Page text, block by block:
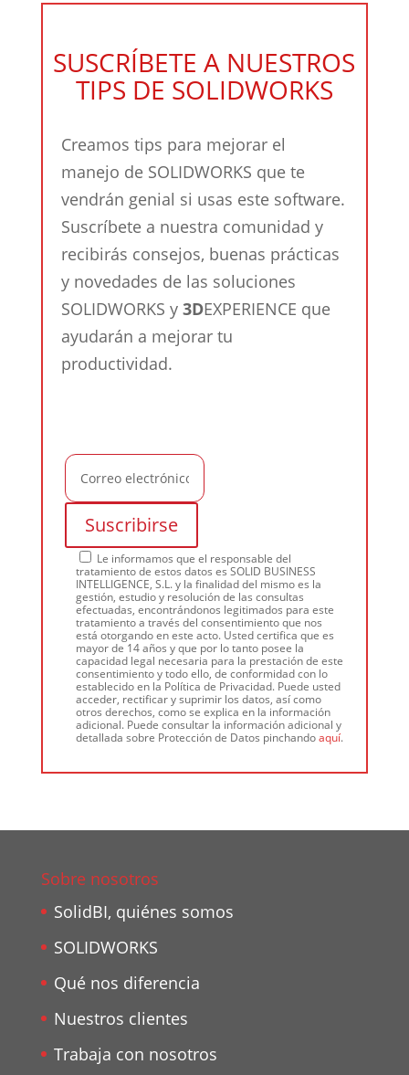
SUSCRÍBETE A NUESTROS
TIPS DE SOLIDWORKS
Creamos tips para mejorar el
manejo de SOLIDWORKS que te
vendrán genial si usas este software.
Suscríbete a nuestra comunidad y
recibirás consejos, buenas prácticas
y novedades de las soluciones
SOLIDWORKS y3DEXPERIENCE que
ayudarán a mejorar tu
productividad.
Le informamos que el responsable del
tratamiento de estos datos es SOLID BUSINESS
INTELLIGENCE, S.L. y la finalidad del mismo es la
gestión, estudio y resolución de las consultas
efectuadas, encontrándonos legitimados para este
tratamiento a través del consentimiento que nos
está otorgando en este acto. Usted certifica que es
mayor de 14 años y que por lo tanto posee la
capacidad legal necesaria para la prestación de este
consentimiento y todo ello, de conformidad con lo
establecido en la Política de Privacidad. Puede usted
acceder, rectificar y suprimir los datos, así como
otros derechos, como se explica en la información
adicional. Puede consultar la información adicional y
detallada sobre Protección de Datos pinchandoaquí.
Sobre nosotros
SolidBI, quiénes somos
SOLIDWORKS
Qué nos diferencia
Nuestros clientes
Trabaja con nosotros